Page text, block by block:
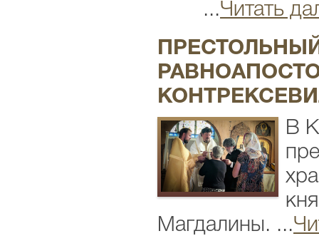
...Читать
В
Магдалины. ...